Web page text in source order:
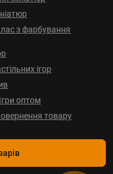
з фарбування
ігор
оптом
товару